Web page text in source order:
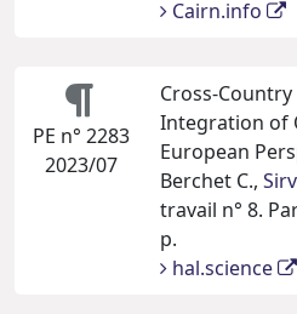
Cairn.info
PE n° 2283
2023/07
Cross-
Integration of
European
Berchet C.,
travail n° 8.
p.
hal.science